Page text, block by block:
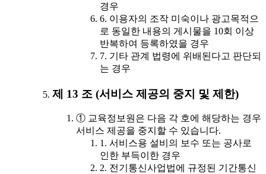
경우
6. 이용자의 조작 미숙이나 광고목적으
로 동일한 내용의 게시물을 10회 이상
반복하여 등록하였을 경우
7. 기타 관계 법령에 위배된다고 판단되
는 경우
제 13 조 (서비스 제공의 중지 및 제한)
① 교육정보원은 다음 각 호에 해당하는 경우
서비스 제공을 중지할 수 있습니다.
1. 서비스용 설비의 보수 또는 공사로
인한 부득이한 경우
2. 전기통신사업법에 규정된 기간통신